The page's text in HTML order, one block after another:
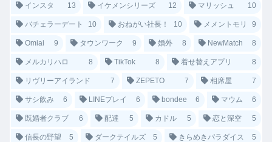
インスタ 13 イケメンシリーズ 12 マリッシュ 10
バチェラーデート 10 おねがい社長！ 10 メメントモリ 9
Omiai 9 タウンワーク 9 婚外 8 NewMatch 8
メルカリハロ 8 TikTok 8 着せ替えアプリ 8
リヴリーアイランド 7 ZEPETO 7 相席屋 7
サシ飲み 6 LINEプレイ 6 bondee 6 マウム 6
既婚者クラブ 6 配達 5 カドル 5 恋と深空 5
信長の野望 5 ダークテイルズ 5 きらめきパラダイス 5